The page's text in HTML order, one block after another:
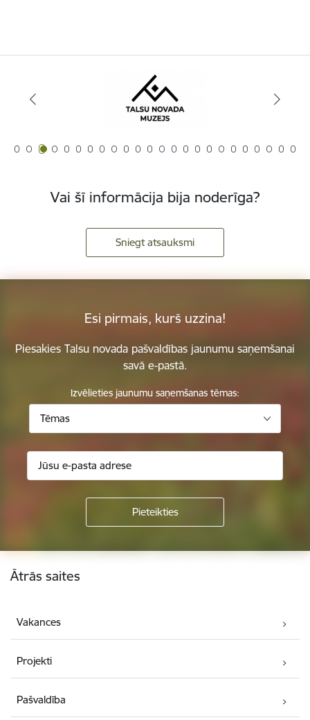
Vai šī informācija bija noderīga?
Sniegt atsauksmi
Esi pirmais, kurš uzzina!
Piesakies Talsu novada pašvaldības jaunumu saņemšanai
savā e-pastā.
Izvēlieties jaunumu saņemšanas tēmas:
Tēmas
Kājene
Ātrās saites
Vakances
Projekti
Pašvaldība